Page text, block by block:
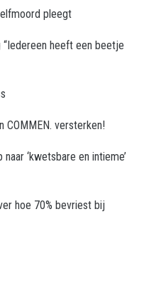
pleegt
heeft een beetje
COMMEN. versterken!
‘kwetsbare en intieme’
hoe 70% bevriest bij